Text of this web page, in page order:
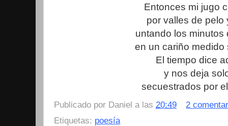
Entonces mi jugo
por valles de pelo
untando los minutos
en un cariño medido
El tiempo dice
y nos deja
secuestrados por
Publicado por Daniel a las 20:49
2
Etiquetas: poesía